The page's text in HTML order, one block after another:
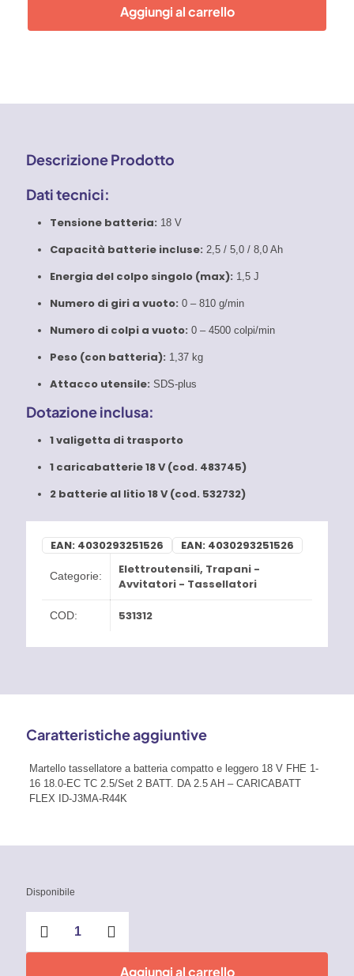
e
Aggiungi al carrello
Descrizione Prodotto
Dati tecnici:
Tensione batteria: 18 V
Capacità batterie incluse: 2,5 / 5,0 / 8,0 Ah
Energia del colpo singolo (max): 1,5 J
Numero di giri a vuoto: 0 – 810 g/min
Numero di colpi a vuoto: 0 – 4500 colpi/min
Peso (con batteria): 1,37 kg
Attacco utensile: SDS-plus
Dotazione inclusa:
1 valigetta di trasporto
1 caricabatterie 18 V (cod. 483745)
2 batterie al litio 18 V (cod. 532732)
EAN: 4030293251526 EAN: 4030293251526
Categorie: Elettroutensili, Trapani -
Avvitatori - Tassellatori
COD: 531312
Caratteristiche aggiuntive
Martello tassellatore a batteria compatto e leggero 18 V FHE 1-
16 18.0-EC TC 2.5/Set 2 BATT. DA 2.5 AH – CARICABATT
FLEX ID-J3MA-R44K
Disponibile
tassellatore
Aggiungi al carrello